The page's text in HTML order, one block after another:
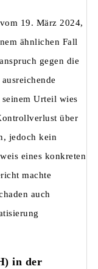
19. März 2024,
ähnlichen Fall
gegen die
Urteil wies
über
jedoch kein
eines konkreten
machte
auch
in der